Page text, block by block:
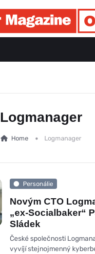
Logmanager
Home Logmanager
Personálie
Novým CTO
„ex-Socialbaker“
Sládek
České společnosti
vyvíjí stejnojmenný